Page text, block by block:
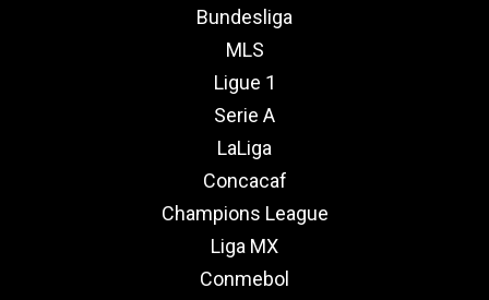
Bundesliga
MLS
Ligue 1
Serie A
LaLiga
Concacaf
Champions League
Liga MX
Conmebol